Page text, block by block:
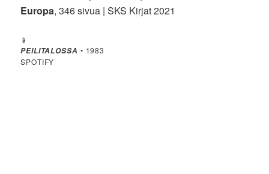
Europa, 346 sivua | SKS Kirjat 2021
📱
PEILITALOSSA • 1983
SPOTIFY